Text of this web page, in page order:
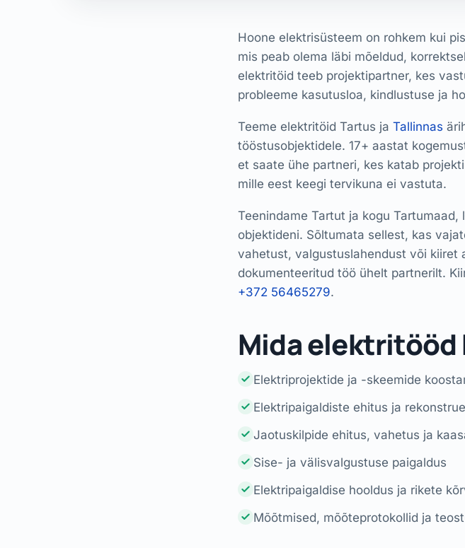
Hoone elektrisüsteem on rohkem kui
mis peab olema läbi mõeldud,
elektritöid teeb projektipartner, kes
probleeme kasutusloa, kindlustuse ja
Teeme elektritöid Tartus ja Tallinnas
tööstusobjektidele. 17+ aastat
et saate ühe partneri, kes katab
mille eest keegi tervikuna ei vastuta.
Teenindame Tartut ja kogu
objektideni. Sõltumata sellest, kas
vahetust, valgustuslahendust või kiiret
dokumenteeritud töö ühelt partnerilt.
+372 56465279.
Mida elektritööd
Elektriprojektide ja -skeemide
Elektripaigaldiste ehitus ja
Jaotuskilpide ehitus, vahetus ja
Sise- ja välisvalgustuse paigaldus
Elektripaigaldise hooldus ja rikete
Mõõtmised, mõõteprotokollid ja